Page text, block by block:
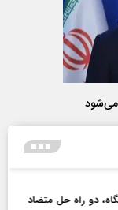
می‌شود